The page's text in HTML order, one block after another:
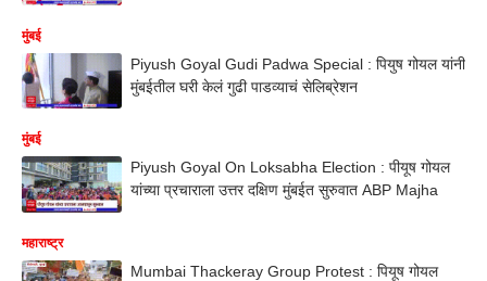
मुंबई
Piyush Goyal Gudi Padwa Special : पियुष गोयल यांनी
मुंबईतील घरी केलं गुढी पाडव्याचं सेलिब्रेशन
मुंबई
Piyush Goyal On Loksabha Election : पीयूष गोयल
यांच्या प्रचाराला उत्तर दक्षिण मुंबईत सुरुवात ABP Majha
महाराष्ट्र
Mumbai Thackeray Group Protest : पियूष गोयल